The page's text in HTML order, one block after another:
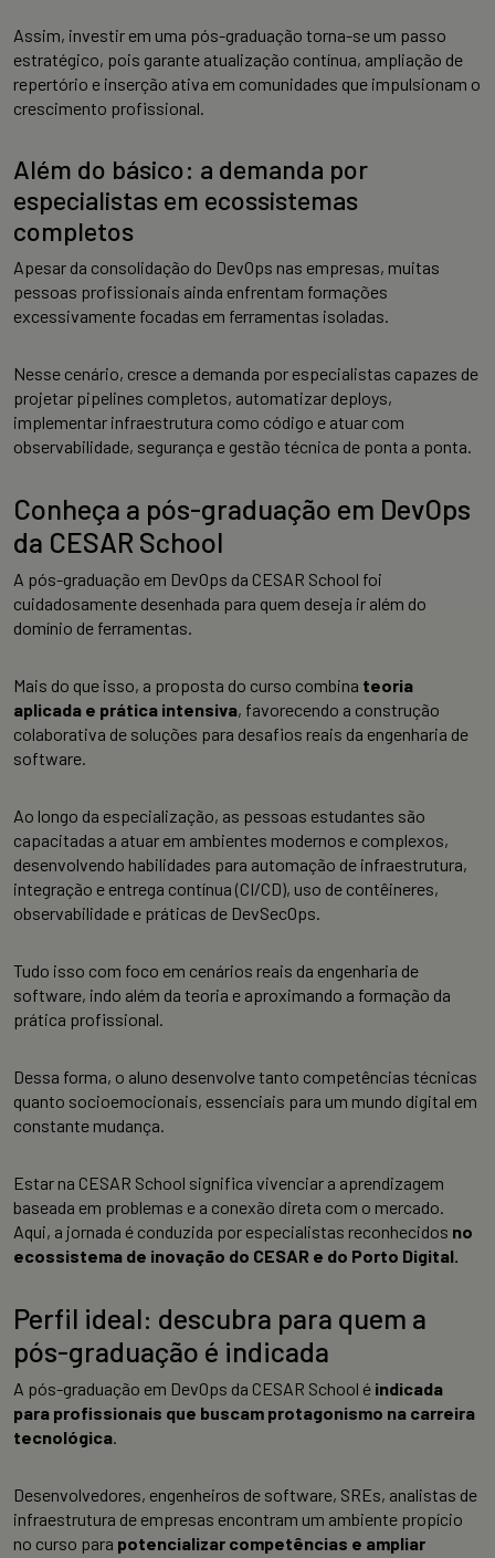
Assim, investir em uma pós-graduação torna-se um passo
estratégico, pois garante atualização contínua, ampliação de
repertório e inserção ativa em comunidades que impulsionam o
crescimento profissional.
Além do básico: a demanda por
especialistas em ecossistemas
completos
Apesar da consolidação do DevOps nas empresas, muitas
pessoas profissionais ainda enfrentam formações
excessivamente focadas em ferramentas isoladas.
Nesse cenário, cresce a demanda por especialistas capazes de
projetar pipelines completos, automatizar deploys,
implementar infraestrutura como código e atuar com
observabilidade, segurança e gestão técnica de ponta a ponta.
Conheça a pós-graduação em DevOps
da CESAR School
A pós-graduação em DevOps da CESAR School foi
cuidadosamente desenhada para quem deseja ir além do
domínio de ferramentas.
Mais do que isso, a proposta do curso combina teoria
aplicada e prática intensiva, favorecendo a construção
colaborativa de soluções para desafios reais da engenharia de
software.
Ao longo da especialização, as pessoas estudantes são
capacitadas a atuar em ambientes modernos e complexos,
desenvolvendo habilidades para automação de infraestrutura,
integração e entrega contínua (CI/CD), uso de contêineres,
observabilidade e práticas de DevSecOps.
Tudo isso com foco em cenários reais da engenharia de
software, indo além da teoria e aproximando a formação da
prática profissional.
Dessa forma, o aluno desenvolve tanto competências técnicas
quanto socioemocionais, essenciais para um mundo digital em
constante mudança.
Estar na CESAR School significa vivenciar a aprendizagem
baseada em problemas e a conexão direta com o mercado.
Aqui, a jornada é conduzida por especialistas reconhecidos no
ecossistema de inovação do CESAR e do Porto Digital.
Perfil ideal: descubra para quem a
pós-graduação é indicada
A pós-graduação em DevOps da CESAR School é indicada
para profissionais que buscam protagonismo na carreira
tecnológica.
Desenvolvedores, engenheiros de software, SREs, analistas de
infraestrutura de empresas encontram um ambiente propício
no curso para potencializar competências e ampliar